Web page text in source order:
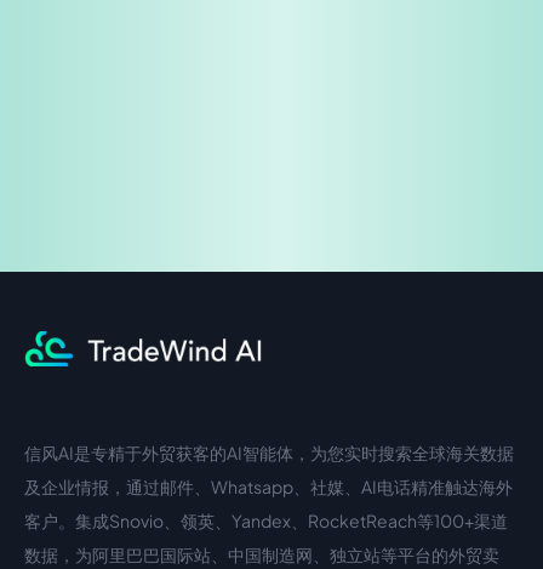
中文入口
信风AI是专精于外贸获客的AI智能体，为您实时搜索全球海关数据
及企业情报，通过邮件、Whatsapp、社媒、AI电话精准触达海外
客户。集成Snovio、领英、Yandex、RocketReach等100+渠道
数据，为阿里巴巴国际站、中国制造网、独立站等平台的外贸卖